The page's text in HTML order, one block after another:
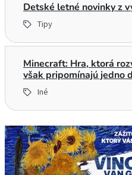
Detské letné novinky z
Tipy
Minecraft: Hra, ktorá
však pripomínajú jedno
Iné